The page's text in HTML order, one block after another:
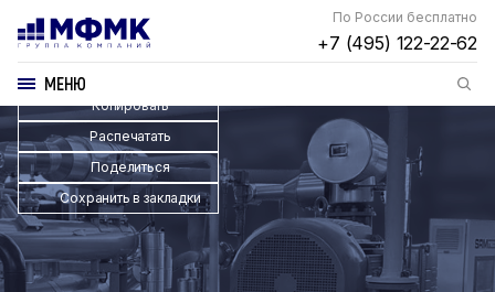
По России бесплатно
+7 (495) 122-22-62
МЕНЮ
Копировать
Распечатать
Поделиться
Сохранить в закладки